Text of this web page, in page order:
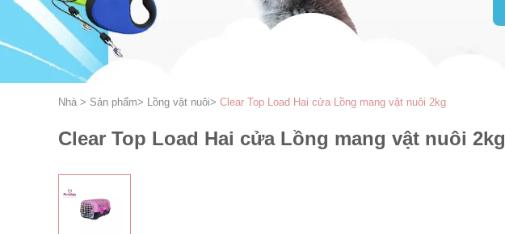
Nhà > Sản phẩm> Lồng vật nuôi> Clear Top Load Hai cửa Lồng mang vật nuôi 2kg
Clear Top Load Hai cửa Lồng mang vật nuôi 2kg